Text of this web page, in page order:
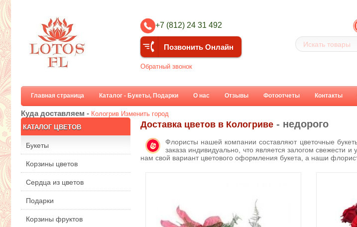
+7 (812) 24 31 492
Позвонить Онлайн
Обратный звонок
Главная страница Каталог - Букеты, Подарки О нас Отзывы Фотоотчеты Контакты
Куда доставляем - Кологрив Изменить город
КАТАЛОГ ЦВЕТОВ
Букеты
Корзины цветов
Сердца из цветов
Подарки
Корзины фруктов
Доставка цветов в Кологриве - недорого
Флористы нашей компании составляют цветочные
заказа индивидуально, что является залогом свежести
нам свой вариант цветового оформления букета, а наши